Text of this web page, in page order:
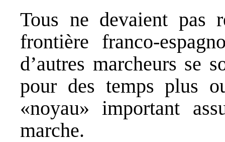
Tous ne devaient pas
frontière franco-
d’autres marcheurs se
pour des temps plus
«noyau» important
marche.